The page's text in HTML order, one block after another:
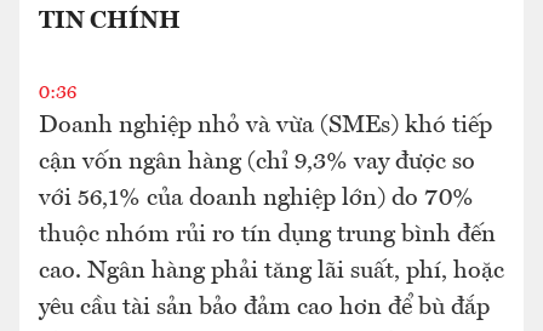
TIN CHÍNH
0:36
Doanh nghiệp nhỏ và vừa (SMEs) khó tiếp
cận vốn ngân hàng (chỉ 9,3% vay được so
với 56,1% của doanh nghiệp lớn) do 70%
thuộc nhóm rủi ro tín dụng trung bình đến
cao. Ngân hàng phải tăng lãi suất, phí, hoặc
yêu cầu tài sản bảo đảm cao hơn để bù đắp